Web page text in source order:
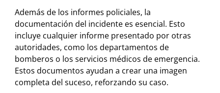
Además de los informes policiales, la
documentación del incidente es esencial. Esto
incluye cualquier informe presentado por otras
autoridades, como los departamentos de
bomberos o los servicios médicos de emergencia.
Estos documentos ayudan a crear una imagen
completa del suceso, reforzando su caso.